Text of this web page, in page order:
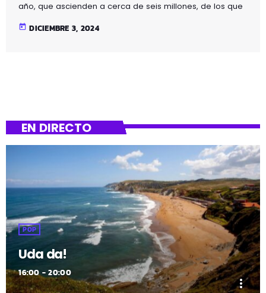
año, que ascienden a cerca de seis millones, de los que
300.000 euros se destinarán a inversiones
today DICIEMBRE 3, 2024
EN DIRECTO
POP
Uda da!
16:00 - 20:00
more_vert